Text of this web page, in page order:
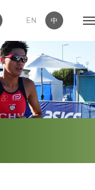
EN 中
屬會登入